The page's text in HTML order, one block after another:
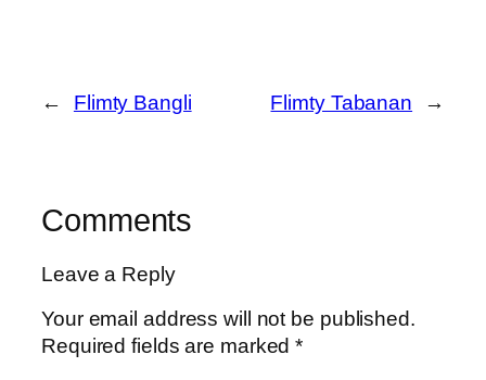
← Flimty Bangli Flimty Tabanan →
Comments
Leave a Reply
Your email address will not be published.
Required fields are marked*